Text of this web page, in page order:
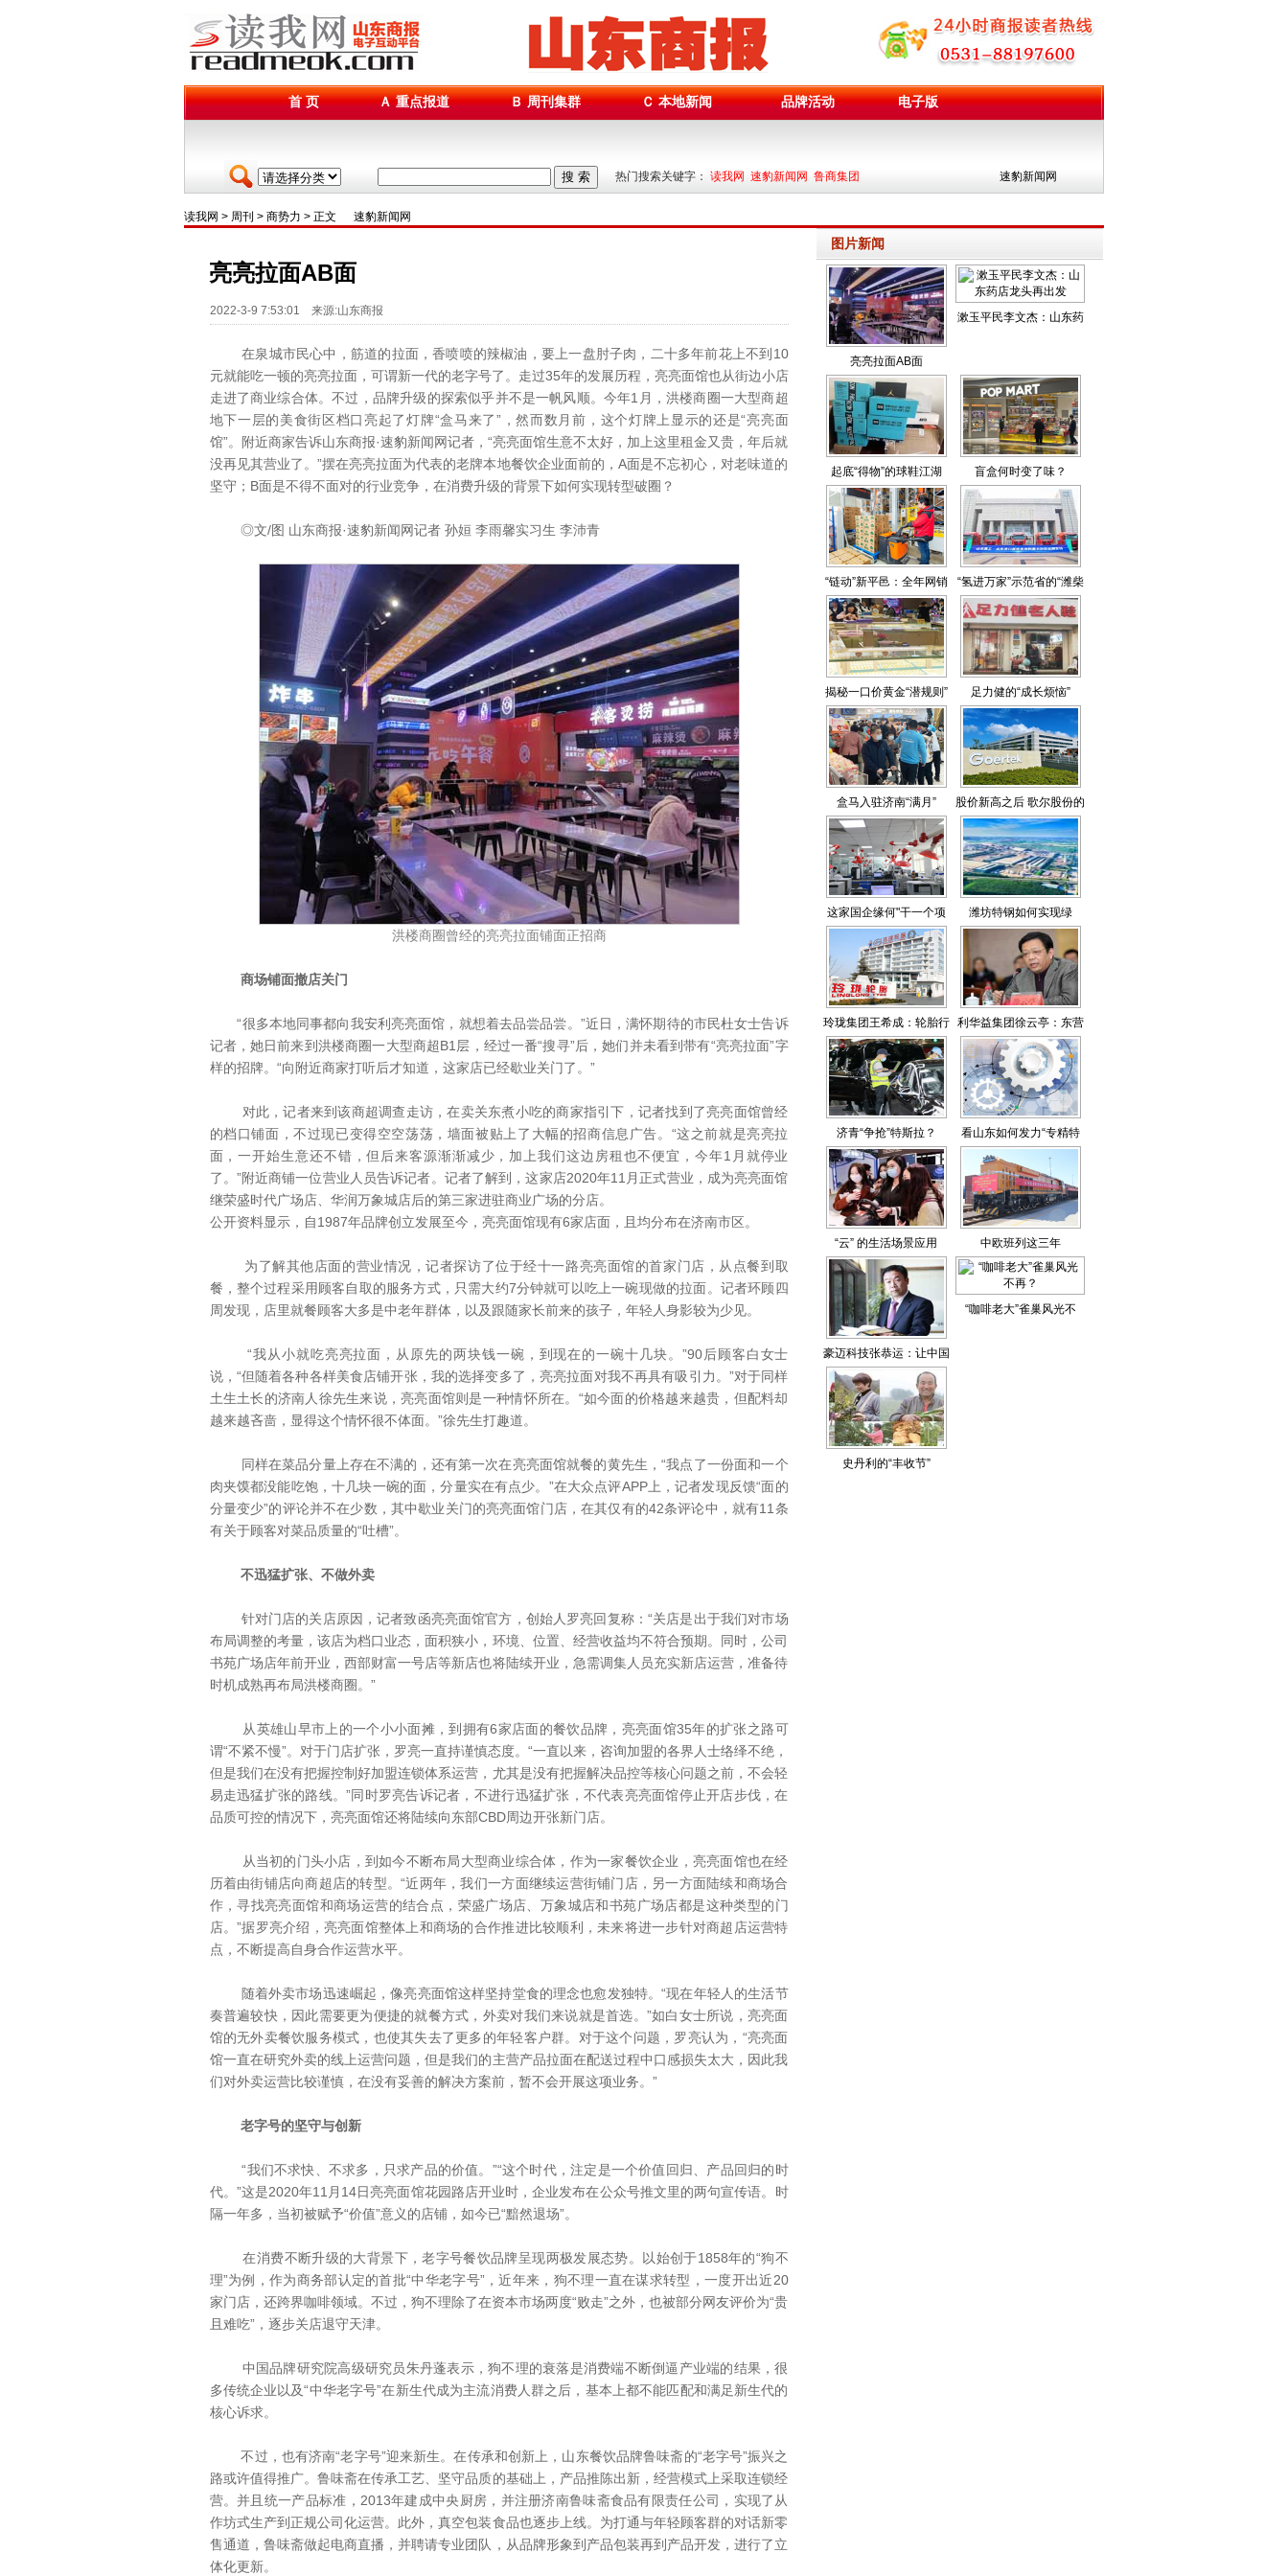
首 页 Ａ 重点报道 Ｂ 周刊集群 Ｃ 本地新闻 品牌活动 电子版
搜 索 热门搜索关键字： 读我网 速豹新闻网 鲁商集团 速豹新闻网
读我网 > 周刊 > 商势力 > 正文 速豹新闻网
亮亮拉面AB面
2022-3-9 7:53:01 来源:山东商报
在泉城市民心中，筋道的拉面，香喷喷的辣椒油，要上一盘肘子肉，二十多年前花上不到10
元就能吃一顿的亮亮拉面，可谓新一代的老字号了。走过35年的发展历程，亮亮面馆也从街边小店
走进了商业综合体。不过，品牌升级的探索似乎并不是一帆风顺。今年1月，洪楼商圈一大型商超
地下一层的美食街区档口亮起了灯牌“盒马来了”，然而数月前，这个灯牌上显示的还是“亮亮面
馆”。附近商家告诉山东商报·速豹新闻网记者，“亮亮面馆生意不太好，加上这里租金又贵，年后就
没再见其营业了。”摆在亮亮拉面为代表的老牌本地餐饮企业面前的，A面是不忘初心，对老味道的
坚守；B面是不得不面对的行业竞争，在消费升级的背景下如何实现转型破圈？
◎文/图 山东商报·速豹新闻网记者 孙姮 李雨馨实习生 李沛青
洪楼商圈曾经的亮亮拉面铺面正招商
商场铺面撤店关门
“很多本地同事都向我安利亮亮面馆，就想着去品尝品尝。”近日，满怀期待的市民杜女士告诉
记者，她日前来到洪楼商圈一大型商超B1层，经过一番“搜寻”后，她们并未看到带有“亮亮拉面”字
样的招牌。“向附近商家打听后才知道，这家店已经歇业关门了。”
对此，记者来到该商超调查走访，在卖关东煮小吃的商家指引下，记者找到了亮亮面馆曾经
的档口铺面，不过现已变得空空荡荡，墙面被贴上了大幅的招商信息广告。“这之前就是亮亮拉
面，一开始生意还不错，但后来客源渐渐减少，加上我们这边房租也不便宜，今年1月就停业
了。”附近商铺一位营业人员告诉记者。记者了解到，这家店2020年11月正式营业，成为亮亮面馆
继荣盛时代广场店、华润万象城店后的第三家进驻商业广场的分店。
公开资料显示，自1987年品牌创立发展至今，亮亮面馆现有6家店面，且均分布在济南市区。
为了解其他店面的营业情况，记者探访了位于经十一路亮亮面馆的首家门店，从点餐到取
餐，整个过程采用顾客自取的服务方式，只需大约7分钟就可以吃上一碗现做的拉面。记者环顾四
周发现，店里就餐顾客大多是中老年群体，以及跟随家长前来的孩子，年轻人身影较为少见。
“我从小就吃亮亮拉面，从原先的两块钱一碗，到现在的一碗十几块。”90后顾客白女士
说，“但随着各种各样美食店铺开张，我的选择变多了，亮亮拉面对我不再具有吸引力。”对于同样
土生土长的济南人徐先生来说，亮亮面馆则是一种情怀所在。“如今面的价格越来越贵，但配料却
越来越吝啬，显得这个情怀很不体面。”徐先生打趣道。
同样在菜品分量上存在不满的，还有第一次在亮亮面馆就餐的黄先生，“我点了一份面和一个
肉夹馍都没能吃饱，十几块一碗的面，分量实在有点少。”在大众点评APP上，记者发现反馈“面的
分量变少”的评论并不在少数，其中歇业关门的亮亮面馆门店，在其仅有的42条评论中，就有11条
有关于顾客对菜品质量的“吐槽”。
不迅猛扩张、不做外卖
针对门店的关店原因，记者致函亮亮面馆官方，创始人罗亮回复称：“关店是出于我们对市场
布局调整的考量，该店为档口业态，面积狭小，环境、位置、经营收益均不符合预期。同时，公司
书苑广场店年前开业，西部财富一号店等新店也将陆续开业，急需调集人员充实新店运营，准备待
时机成熟再布局洪楼商圈。”
从英雄山早市上的一个小小面摊，到拥有6家店面的餐饮品牌，亮亮面馆35年的扩张之路可
谓“不紧不慢”。对于门店扩张，罗亮一直持谨慎态度。“一直以来，咨询加盟的各界人士络绎不绝，
但是我们在没有把握控制好加盟连锁体系运营，尤其是没有把握解决品控等核心问题之前，不会轻
易走迅猛扩张的路线。”同时罗亮告诉记者，不进行迅猛扩张，不代表亮亮面馆停止开店步伐，在
品质可控的情况下，亮亮面馆还将陆续向东部CBD周边开张新门店。
从当初的门头小店，到如今不断布局大型商业综合体，作为一家餐饮企业，亮亮面馆也在经
历着由街铺店向商超店的转型。“近两年，我们一方面继续运营街铺门店，另一方面陆续和商场合
作，寻找亮亮面馆和商场运营的结合点，荣盛广场店、万象城店和书苑广场店都是这种类型的门
店。”据罗亮介绍，亮亮面馆整体上和商场的合作推进比较顺利，未来将进一步针对商超店运营特
点，不断提高自身合作运营水平。
随着外卖市场迅速崛起，像亮亮面馆这样坚持堂食的理念也愈发独特。“现在年轻人的生活节
奏普遍较快，因此需要更为便捷的就餐方式，外卖对我们来说就是首选。”如白女士所说，亮亮面
馆的无外卖餐饮服务模式，也使其失去了更多的年轻客户群。对于这个问题，罗亮认为，“亮亮面
馆一直在研究外卖的线上运营问题，但是我们的主营产品拉面在配送过程中口感损失太大，因此我
们对外卖运营比较谨慎，在没有妥善的解决方案前，暂不会开展这项业务。”
老字号的坚守与创新
“我们不求快、不求多，只求产品的价值。”“这个时代，注定是一个价值回归、产品回归的时
代。”这是2020年11月14日亮亮面馆花园路店开业时，企业发布在公众号推文里的两句宣传语。时
隔一年多，当初被赋予“价值”意义的店铺，如今已“黯然退场”。
在消费不断升级的大背景下，老字号餐饮品牌呈现两极发展态势。以始创于1858年的“狗不
理”为例，作为商务部认定的首批“中华老字号”，近年来，狗不理一直在谋求转型，一度开出近20
家门店，还跨界咖啡领域。不过，狗不理除了在资本市场两度“败走”之外，也被部分网友评价为“贵
且难吃”，逐步关店退守天津。
中国品牌研究院高级研究员朱丹蓬表示，狗不理的衰落是消费端不断倒逼产业端的结果，很
多传统企业以及“中华老字号”在新生代成为主流消费人群之后，基本上都不能匹配和满足新生代的
核心诉求。
不过，也有济南“老字号”迎来新生。在传承和创新上，山东餐饮品牌鲁味斋的“老字号”振兴之
路或许值得推广。鲁味斋在传承工艺、坚守品质的基础上，产品推陈出新，经营模式上采取连锁经
营。并且统一产品标准，2013年建成中央厨房，并注册济南鲁味斋食品有限责任公司，实现了从
作坊式生产到正规公司化运营。此外，真空包装食品也逐步上线。为打通与年轻顾客群的对话新零
售通道，鲁味斋做起电商直播，并聘请专业团队，从品牌形象到产品包装再到产品开发，进行了立
体化更新。
图片新闻
亮亮拉面AB面
漱玉平民李文杰：山东药
起底“得物”的球鞋江湖 盲盒何时变了味？
“链动”新平邑：全年网销
38亿元，数字化供应
链“赋能”沂蒙山区
“氢进万家”示范省的“潍柴
试验”
揭秘一口价黄金“潜规则” 足力健的“成长烦恼”
盒马入驻济南“满月” 股价新高之后 歌尔股份的
下一站
这家国企缘何"干一个项
目成一个"
潍坊特钢如何实现绿
色“蝶变”？
玲珑集团王希成：轮胎行
业造梦者
利华益集团徐云亭：东营
化工大亨走出产业升级路
济青“争抢”特斯拉？ 看山东如何发力“专精特
新”
“云” 的生活场景应用 中欧班列这三年
豪迈科技张恭运：让中国
轮胎模具站到世界舞台
“咖啡老大”雀巢风光不
史丹利的“丰收节”